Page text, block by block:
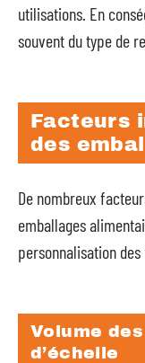
utilisations. En
souvent du type de
Facteurs
des
De nombreux
emballages
personnalisation des
Volume
d’échelle